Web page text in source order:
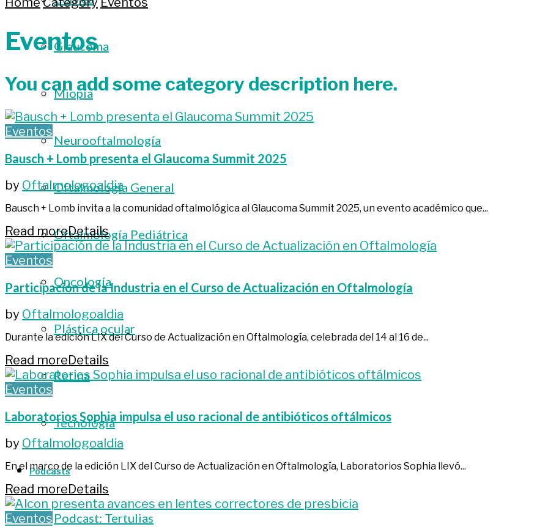
Glaucoma
Miopía
Neurooftalmología
Oftalmología General
Oftalmología Pediátrica
Oncología
Plástica ocular
Retina
Tecnología
Podcasts
Podcast: Tertulias
Eventos
You can add some category description here.
Eventos
Bausch + Lomb presenta el Glaucoma Summit 2025
by Oftalmologoaldia
Bausch + Lomb invita a la comunidad oftalmológica al Glaucoma Summit 2025, un evento académico que...
Read moreDetails
Eventos
Participación de la Industria en el Curso de Actualización en Oftalmología
by Oftalmologoaldia
Durante la edición LIX del Curso de Actualización en Oftalmología, celebrada del 14 al 16 de...
Read moreDetails
Eventos
Laboratorios Sophia impulsa el uso racional de antibióticos oftálmicos
by Oftalmologoaldia
En el marco de la edición LIX del Curso de Actualización en Oftalmología, Laboratorios Sophia llevó...
Read moreDetails
Eventos